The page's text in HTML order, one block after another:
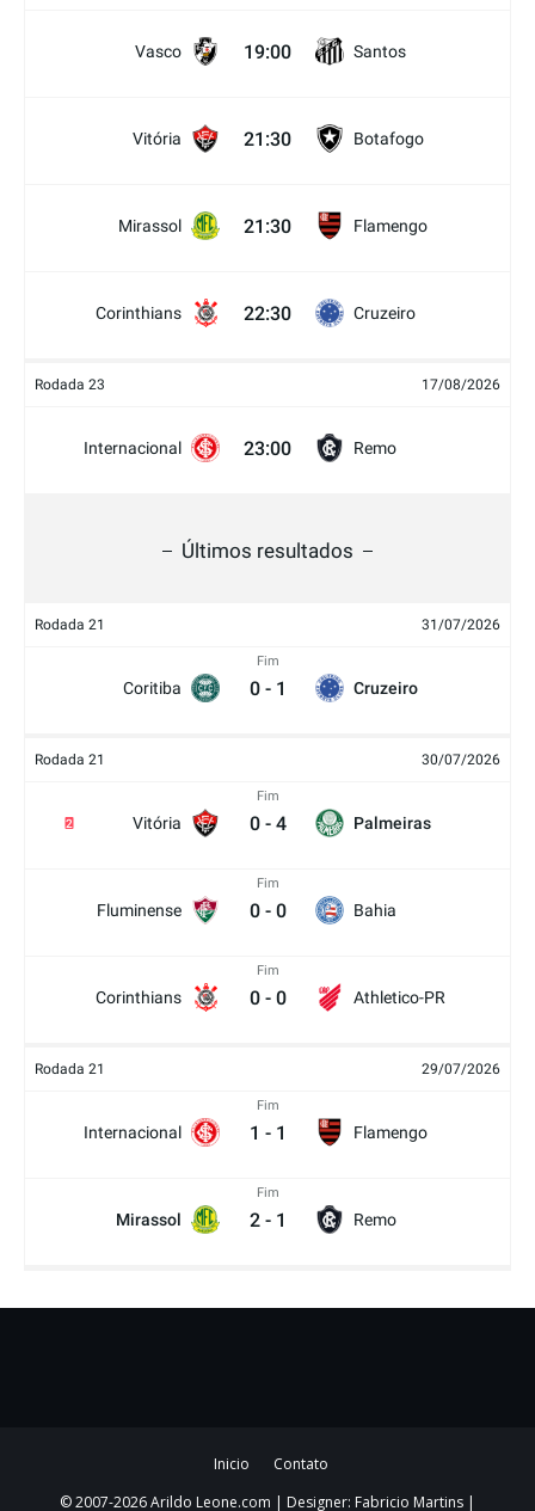
Vasco 19:00 Santos
Vitória 21:30 Botafogo
Mirassol 21:30 Flamengo
Corinthians 22:30 Cruzeiro
Rodada 23 17/08/2026
Internacional 23:00 Remo
Últimos resultados
Rodada 21 31/07/2026
Coritiba
Fim
0 - 1 Cruzeiro
Rodada 21 30/07/2026
Vitória
2
Fim
0 - 4 Palmeiras
Fluminense
Fim
0 - 0 Bahia
Corinthians
Fim
0 - 0 Athletico-PR
Rodada 21 29/07/2026
Internacional
Fim
1 - 1 Flamengo
Mirassol
Fim
2 - 1 Remo
Inicio
Contato
© 2007-2026 Arildo Leone.com | Designer: Fabricio Martins |